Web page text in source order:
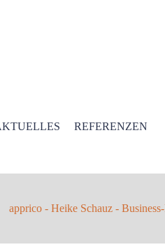
REFERENZEN
apprico - Heike Schauz -